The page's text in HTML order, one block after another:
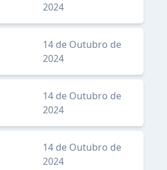
2024
14 de Outubro de
2024
14 de Outubro de
2024
14 de Outubro de
2024